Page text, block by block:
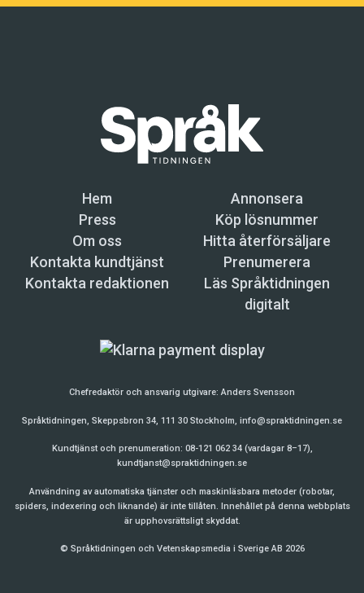
Hem
Annonsera
Press
Köp lösnummer
Om oss
Hitta återförsäljare
Kontakta kundtjänst
Prenumerera
Kontakta redaktionen
Läs Språktidningen
digitalt
Chefredaktör och ansvarig utgivare:Anders Svensson
Språktidningen, Skeppsbron 34, 111 30 Stockholm, info@spraktidningen.se
Kundtjänst och prenumeration: 08-121 062 34 (vardagar 8–17),
kundtjanst@spraktidningen.se
Användning av automatiska tjänster och maskinläsbara metoder (robotar,
spiders, indexering och liknande) är inte tillåten. Innehållet på denna webbplats
är upphovsrättsligt skyddat.
© Språktidningen och Vetenskapsmedia i Sverige AB 2026